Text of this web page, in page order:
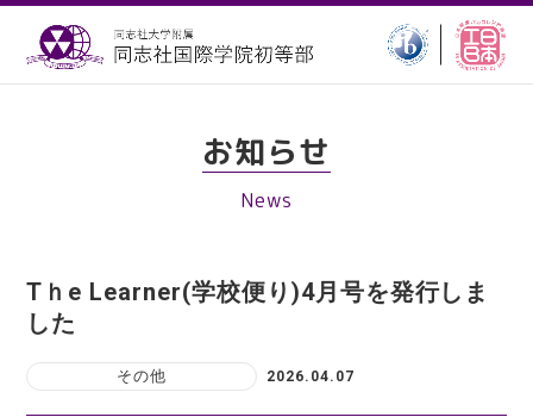
お知らせ
News
Tｈe Learner(学校便り)4月号を発行しま
した
その他 2026.04.07